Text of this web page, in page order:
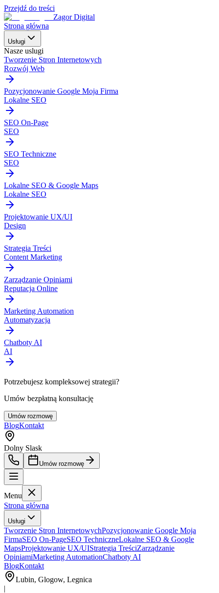
Przejdź do treści
Zagor Digital
Strona główna
Usługi
Nasze uslugi
Tworzenie Stron Internetowych
Rozwój Web
Pozycjonowanie Google Moja Firma
Lokalne SEO
SEO On-Page
SEO
SEO Techniczne
SEO
Lokalne SEO & Google Maps
Lokalne SEO
Projektowanie UX/UI
Design
Strategia Treści
Content Marketing
Zarządzanie Opiniami
Reputacja Online
Marketing Automation
Automatyzacja
Chatboty AI
AI
Potrzebujesz kompleksowej strategii?
Umów bezpłatną konsultację
Umów rozmowę
BlogKontakt
Dolny Slask
Umów rozmowę
Menu
Strona główna
Usługi
Tworzenie Stron InternetowychPozycjonowanie Google Moja
FirmaSEO On-PageSEO TechniczneLokalne SEO & Google
MapsProjektowanie UX/UIStrategia TreściZarządzanie
OpiniamiMarketing AutomationChatboty AI
BlogKontakt
Lubin, Glogow, Legnica
|